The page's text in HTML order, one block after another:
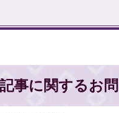
事に関するお